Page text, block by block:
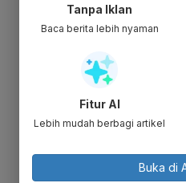
Tanpa Iklan
Baca berita lebih nyaman
Fitur AI
Lebih mudah berbagi artikel
Buka di